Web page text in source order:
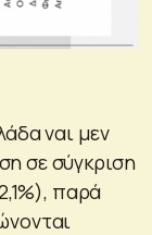
ναι μεν
σε σύγκριση
παρά